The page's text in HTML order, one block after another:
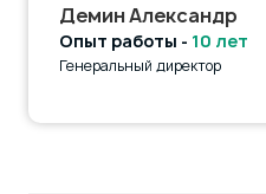
Демин Александр
Опыт работы - 10 лет
Генеральный директор